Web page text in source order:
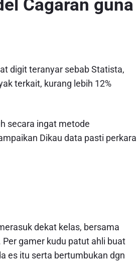
Cagaran guna
digit teranyar sebab Statista,
terkait, kurang lebih 12%
secara ingat metode
Dikau data pasti perkara
dekat kelas, bersama
gamer kudu patut ahli buat
es itu serta bertumbukan dgn